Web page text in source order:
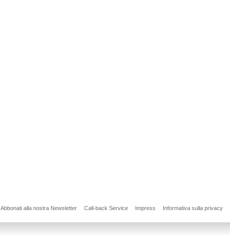
Abbonati alla nostra Newsletter Call-back Service Impress Informativa sulla privacy